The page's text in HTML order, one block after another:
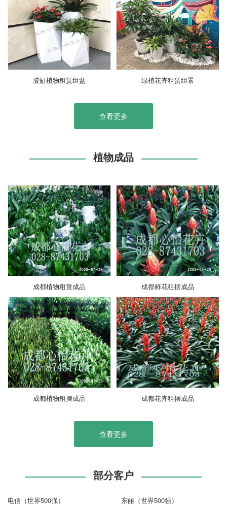
玻缸植物租赁组盆 绿植花卉租赁组景
查看更多
植物成品
成都植物租赁成品 成都鲜花租摆成品
成都植物租摆成品 成都花卉租摆成品
查看更多
部分客户
电信（世界500强）
东丽（世界500强）